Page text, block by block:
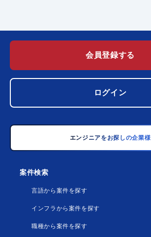
会員登録する
ログイン
エンジニアをお探しの企業様
案件検索
言語から案件を探す
インフラから案件を探す
職種から案件を探す